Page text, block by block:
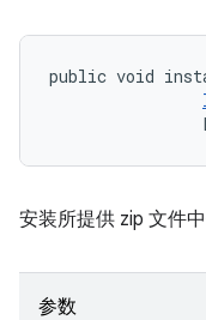
public void
安装所提供 zip 文件
参数